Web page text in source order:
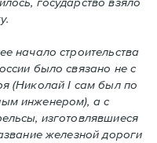
начало строительства
было связано не с
(Николай I сам был по
инженером), а с
изготовлявшиеся
железной дороги